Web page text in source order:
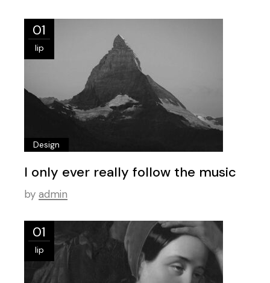
01
lip
Design
I only ever really follow the music
by admin
01
lip